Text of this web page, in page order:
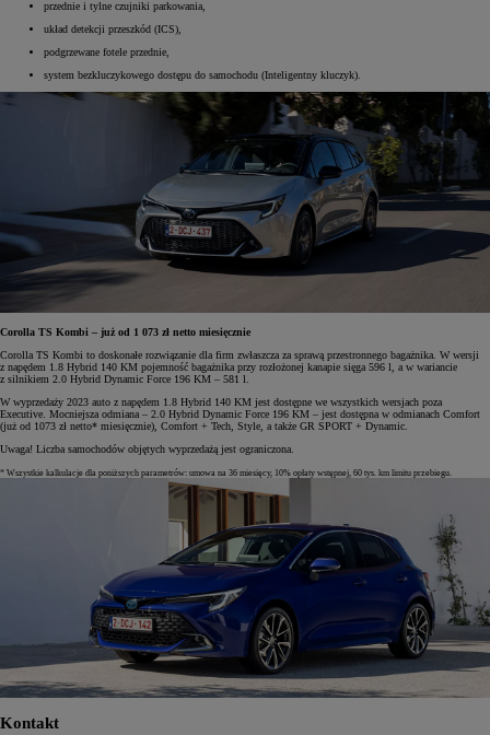
przednie i tylne czujniki parkowania,
układ detekcji przeszkód (ICS),
podgrzewane fotele przednie,
system bezkluczykowego dostępu do samochodu (Inteligentny kluczyk).
Corolla TS Kombi – już od 1 073 zł netto miesięcznie
Corolla TS Kombi to doskonałe rozwiązanie dla firm zwłaszcza za sprawą przestronnego bagażnika. W wersji
z napędem 1.8 Hybrid 140 KM pojemność bagażnika przy rozłożonej kanapie sięga 596 l, a w wariancie
z silnikiem 2.0 Hybrid Dynamic Force 196 KM – 581 l.
W wyprzedaży 2023 auto z napędem 1.8 Hybrid 140 KM jest dostępne we wszystkich wersjach poza
Executive. Mocniejsza odmiana – 2.0 Hybrid Dynamic Force 196 KM – jest dostępna w odmianach Comfort
(już od 1073 zł netto* miesięcznie), Comfort + Tech, Style, a także GR SPORT + Dynamic.
Uwaga! Liczba samochodów objętych wyprzedażą jest ograniczona.
* Wszystkie kalkulacje dla poniższych parametrów: umowa na 36 miesięcy, 10% opłaty wstępnej, 60 tys. km limitu przebiegu.
Kontakt